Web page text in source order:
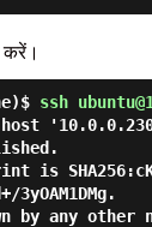
करें।
ssh
is
3yOAM1DMg.
by any other